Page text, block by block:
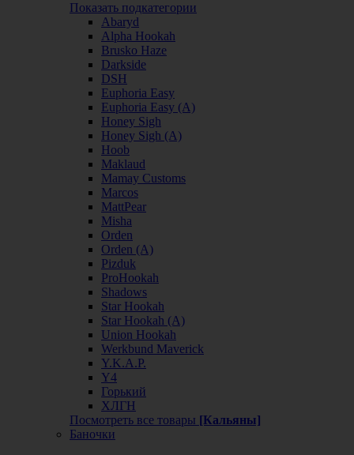
Показать подкатегории
Abaryd
Alpha Hookah
Brusko Haze
Darkside
DSH
Euphoria Easy
Euphoria Easy (А)
Honey Sigh
Honey Sigh (А)
Hoob
Maklaud
Mamay Customs
Marcos
MattPear
Misha
Orden
Orden (А)
Pizduk
ProHookah
Shadows
Star Hookah
Star Hookah (А)
Union Hookah
Werkbund Maverick
Y.K.A.P.
Y4
Горький
ХЛГН
Посмотреть все товары [Кальяны]
Баночки